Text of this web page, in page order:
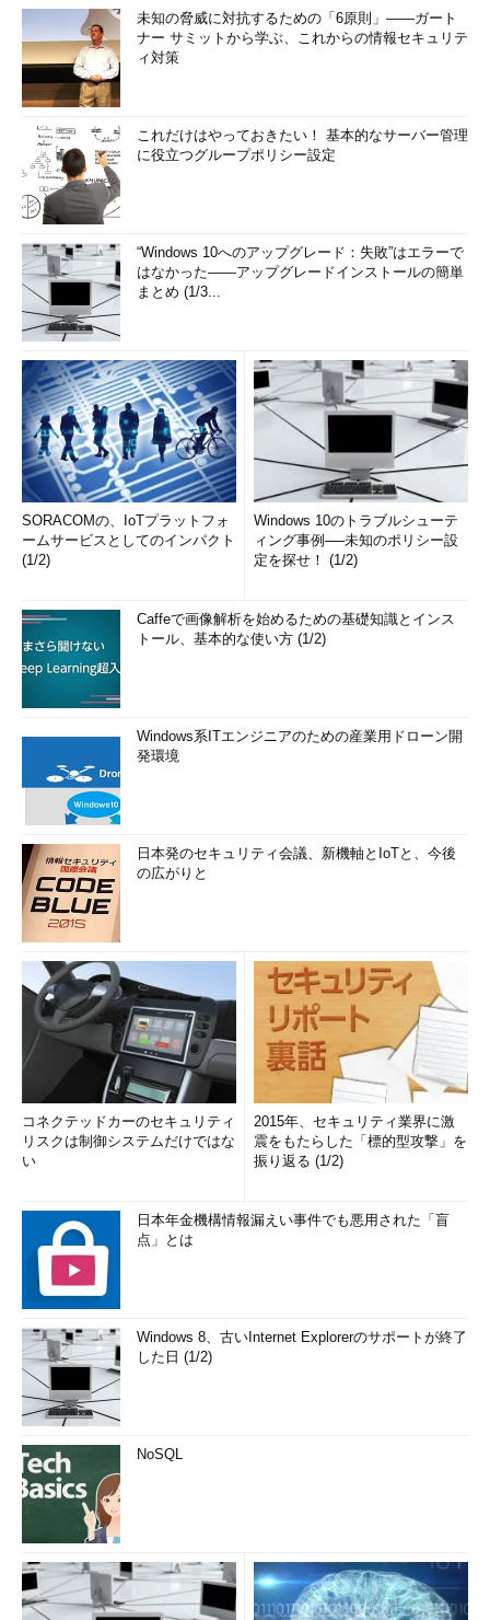
未知の脅威に対抗するための「6原則」――ガート
ナー サミットから学ぶ、これからの情報セキュリテ
ィ対策
これだけはやっておきたい！ 基本的なサーバー管理
に役立つグループポリシー設定
“Windows 10へのアップグレード：失敗”はエラーで
はなかった――アップグレードインストールの簡単
まとめ (1/3...
SORACOMの、IoTプラットフォ
ームサービスとしてのインパクト
(1/2)
Windows 10のトラブルシューテ
ィング事例──未知のポリシー設
定を探せ！ (1/2)
Caffeで画像解析を始めるための基礎知識とインス
トール、基本的な使い方 (1/2)
Windows系ITエンジニアのための産業用ドローン開
発環境
日本発のセキュリティ会議、新機軸とIoTと、今後
の広がりと
コネクテッドカーのセキュリティ
リスクは制御システムだけではな
い
2015年、セキュリティ業界に激
震をもたらした「標的型攻撃」を
振り返る (1/2)
日本年金機構情報漏えい事件でも悪用された「盲
点」とは
Windows 8、古いInternet Explorerのサポートが終了
した日 (1/2)
NoSQL